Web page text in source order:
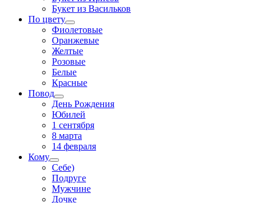
Букет из Васильков
По цвету
Фиолетовые
Оранжевые
Желтые
Розовые
Белые
Красные
Повод
День Рождения
Юбилей
1 сентября
8 марта
14 февраля
Кому
Себе)
Подруге
Мужчине
Дочке